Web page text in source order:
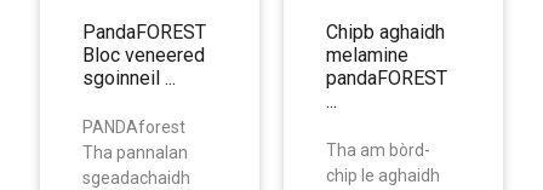
PandaFOREST
Bloc veneered
sgoinneil ...
PANDAforest
Tha pannalan
sgeadachaidh
Chipb aghaidh
melamine
pandaFOREST
...
Tha am bòrd-
chip le aghaidh